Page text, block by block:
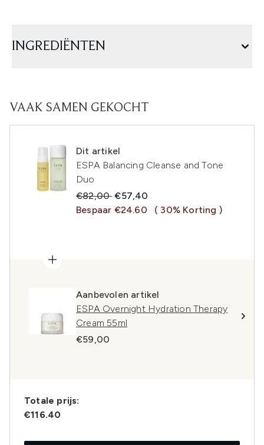
INGREDIËNTEN
VAAK SAMEN GEKOCHT
Dit artikel
ESPA Balancing Cleanse and Tone
Duo
Recommended Retail Price:
€82,00Huidige prijs:
€57,40
Bespaar €24.60
( 30% Korting )
Aanbevolen artikel
ESPA Overnight Hydration Therapy
Cream 55ml
€59,00
Totale prijs:
€116.40